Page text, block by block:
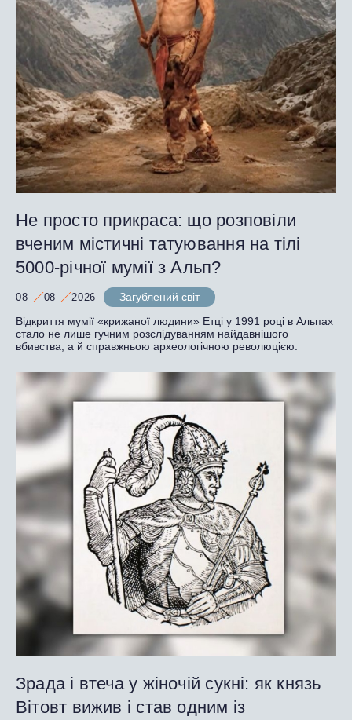
Не просто прикраса: що розповіли
вченим містичні татуювання на тілі
5000-річної мумії з Альп?
08 08 2026
Загублений світ
Відкриття мумії «крижаної людини» Етці у 1991 році в Альпах
стало не лише гучним розслідуванням найдавнішого
вбивства, а й справжньою археологічною революцією.
Зрада і втеча у жіночій сукні: як князь
Вітовт вижив і став одним із